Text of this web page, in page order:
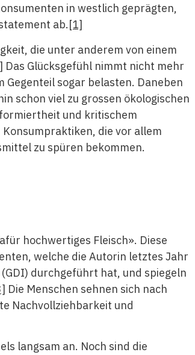
in westlich geprägten,
ab.[1]
die unter anderem von einem
Das Glücksgefühl nimmt nicht mehr
sogar belasten. Daneben
schon viel zu grossen ökologischen
und kritischem
die vor allem
zu spüren bekommen.
hochwertiges Fleisch». Diese
welche die Autorin letztes Jahr
durchgeführt hat, und spiegeln
Die Menschen sehnen sich nach
Nachvollziehbarkeit und
langsam an. Noch sind die